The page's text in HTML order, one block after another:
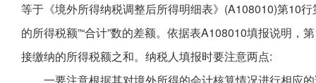
等于《境外所得纳税调整后所得明细表》(A108010)第10行
的所得税额”“合计”数的差额。依据表A108010填报说明
接缴纳的所得税额之和。纳税人填报时要注意两点: